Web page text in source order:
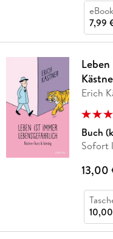
7,99
Erich
Buch
Sofort
13,00